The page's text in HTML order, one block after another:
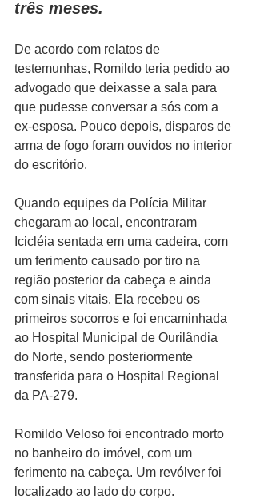
três meses.
De acordo com relatos de
testemunhas, Romildo teria pedido ao
advogado que deixasse a sala para
que pudesse conversar a sós com a
ex-esposa. Pouco depois, disparos de
arma de fogo foram ouvidos no interior
do escritório.
Quando equipes da Polícia Militar
chegaram ao local, encontraram
Icicléia sentada em uma cadeira, com
um ferimento causado por tiro na
região posterior da cabeça e ainda
com sinais vitais. Ela recebeu os
primeiros socorros e foi encaminhada
ao Hospital Municipal de Ourilândia
do Norte, sendo posteriormente
transferida para o Hospital Regional
da PA-279.
Romildo Veloso foi encontrado morto
no banheiro do imóvel, com um
ferimento na cabeça. Um revólver foi
localizado ao lado do corpo.